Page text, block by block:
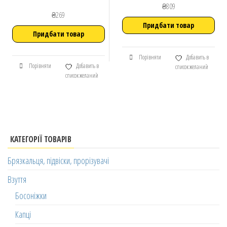
₴269
Придбати товар
Порівняти
Добавить в
список желаний
₴809
Придбати товар
Порівняти
Добавить в
список желаний
КАТЕГОРІЇ ТОВАРІВ
Брязкальця, підвіски, прорізувачі
Взуття
Босоніжки
Капці